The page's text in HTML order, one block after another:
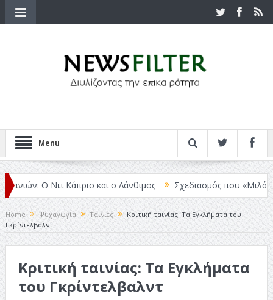
Menu
Ο Ντι Κάπριο και ο Λάνθιμος Σχεδιασμός που «Μιλάει»
Home Ψυχαγωγία Ταινίες
Κριτική ταινίας: Τα Εγκλήματα του
Γκρίντελβαλντ
Κριτική ταινίας: Τα Εγκλήματα
του Γκρίντελβαλντ